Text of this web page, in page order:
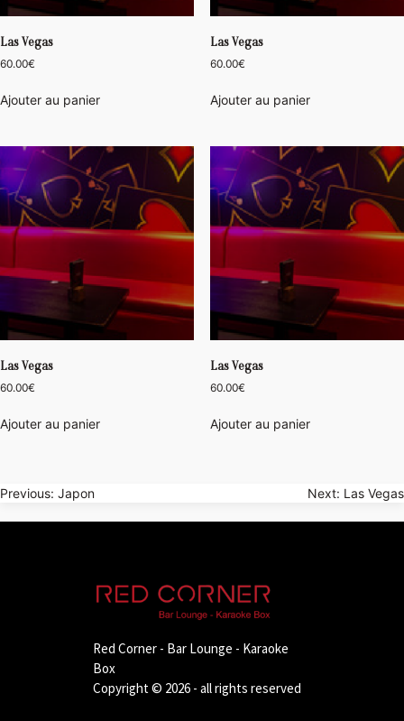
Las Vegas
60.00€
Ajouter au panier
Las Vegas
60.00€
Ajouter au panier
Las Vegas
60.00€
Ajouter au panier
Las Vegas
60.00€
Ajouter au panier
Navigation
de
Previous: Japon Next: Las Vegas
Red Corner - Bar Lounge - Karaoke
Box
Copyright © 2026 - all rights reserved